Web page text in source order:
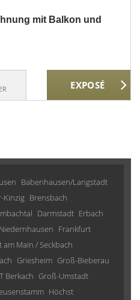
mit Balkon und
Babenhausen/Langstadt
Kinzig Brensbach
Darmstadt Erbach
Frankfurt
am Main / Seckbach
Griesheim Groß-Bieberau
Berkach Groß-Umstadt
Höchst